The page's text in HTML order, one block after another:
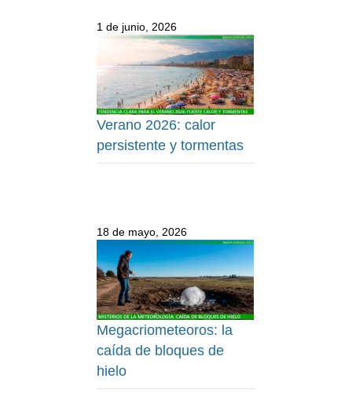
1 de junio, 2026
Verano 2026: calor
persistente y tormentas
18 de mayo, 2026
Megacriometeoros: la
caída de bloques de
hielo